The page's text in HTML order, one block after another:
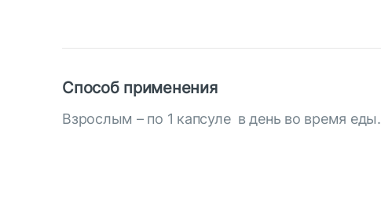
Способ применения
Взрослым – по 1 капсуле в день во время еды.